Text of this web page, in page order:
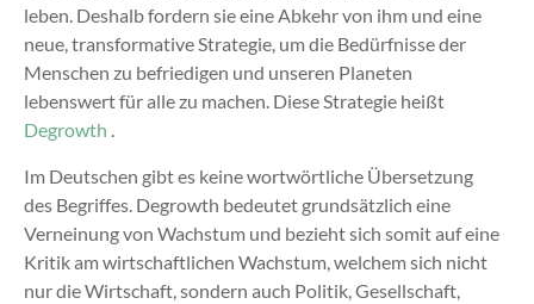
leben. Deshalb fordern sie eine Abkehr von ihm und eine
neue, transformative Strategie, um die Bedürfnisse der
Menschen zu befriedigen und unseren Planeten
lebenswert für alle zu machen. Diese Strategie heißt
Degrowth .
Im Deutschen gibt es keine wortwörtliche Übersetzung
des Begriffes. Degrowth bedeutet grundsätzlich eine
Verneinung von Wachstum und bezieht sich somit auf eine
Kritik am wirtschaftlichen Wachstum, welchem sich nicht
nur die Wirtschaft, sondern auch Politik, Gesellschaft,